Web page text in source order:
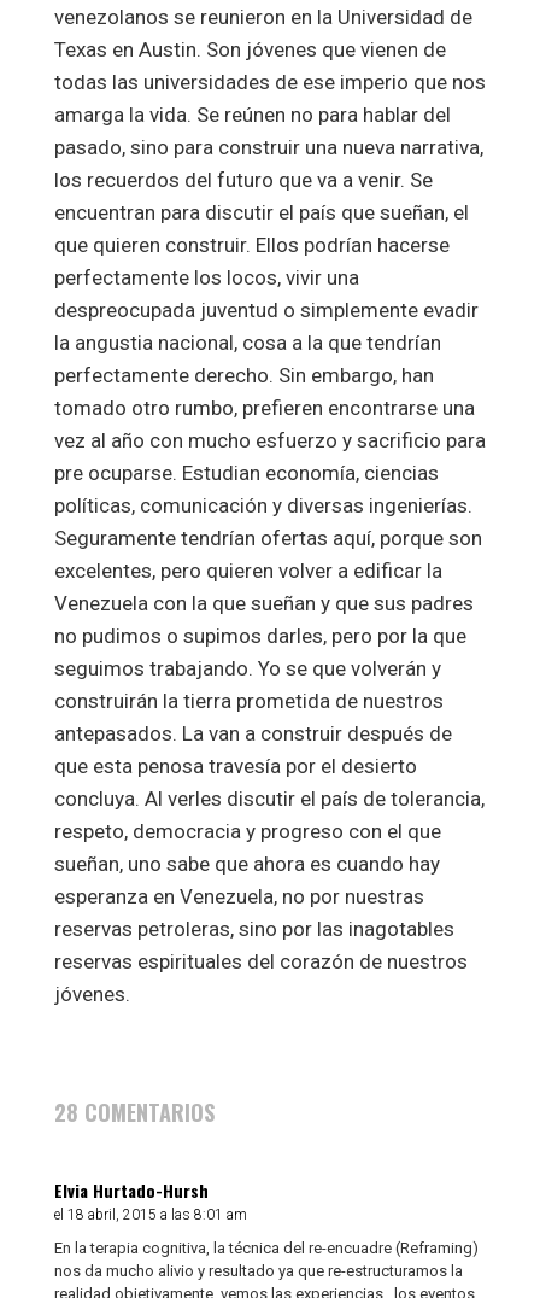
venezolanos se reunieron en la Universidad de
Texas en Austin. Son jóvenes que vienen de
todas las universidades de ese imperio que nos
amarga la vida. Se reúnen no para hablar del
pasado, sino para construir una nueva narrativa,
los recuerdos del futuro que va a venir. Se
encuentran para discutir el país que sueñan, el
que quieren construir. Ellos podrían hacerse
perfectamente los locos, vivir una
despreocupada juventud o simplemente evadir
la angustia nacional, cosa a la que tendrían
perfectamente derecho. Sin embargo, han
tomado otro rumbo, prefieren encontrarse una
vez al año con mucho esfuerzo y sacrificio para
pre ocuparse. Estudian economía, ciencias
políticas, comunicación y diversas ingenierías.
Seguramente tendrían ofertas aquí, porque son
excelentes, pero quieren volver a edificar la
Venezuela con la que sueñan y que sus padres
no pudimos o supimos darles, pero por la que
seguimos trabajando. Yo se que volverán y
construirán la tierra prometida de nuestros
antepasados. La van a construir después de
que esta penosa travesía por el desierto
concluya. Al verles discutir el país de tolerancia,
respeto, democracia y progreso con el que
sueñan, uno sabe que ahora es cuando hay
esperanza en Venezuela, no por nuestras
reservas petroleras, sino por las inagotables
reservas espirituales del corazón de nuestros
jóvenes.
28 COMENTARIOS
Elvia Hurtado-Hursh
el 18 abril, 2015 a las 8:01 am
En la terapia cognitiva, la técnica del re-encuadre (Reframing)
nos da mucho alivio y resultado ya que re-estructuramos la
realidad objetivamente, vemos las experiencias , los eventos,